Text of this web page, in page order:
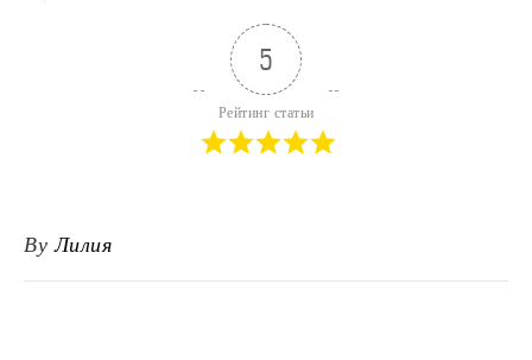
5
Рейтинг статьи
ByЛилия